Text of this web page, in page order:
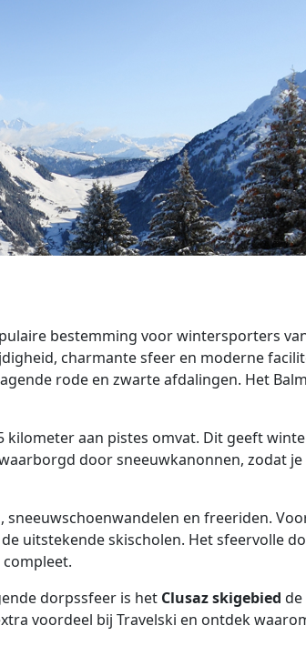
bestemming voor wintersporters
charmante sfeer en moderne
rode en zwarte afdalingen. Het
aan pistes omvat. Dit geeft
door sneeuwkanonnen, zodat
en freeriden.
uitstekende skischolen. Het sfeervolle
dorpssfeer is het Clusaz skigebied
voordeel bij Travelski en ontdek